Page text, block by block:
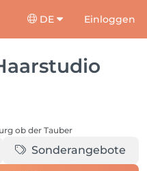
DE Einloggen
ob der Tauber
Sonderangebote